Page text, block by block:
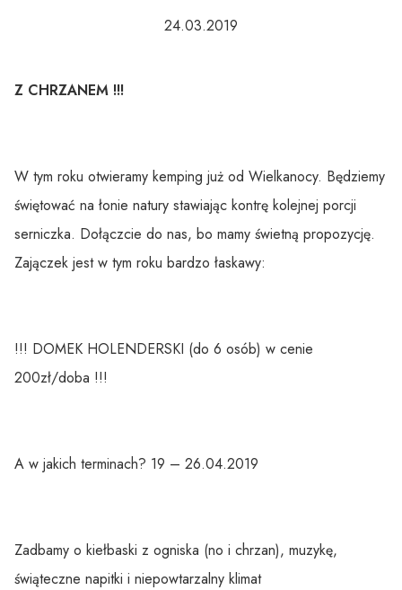
24.03.2019
Z CHRZANEM !!!
W tym roku otwieramy kemping już od Wielkanocy. Będziemy
świętować na łonie natury stawiając kontrę kolejnej porcji
serniczka. Dołączcie do nas, bo mamy świetną propozycję.
Zajączek jest w tym roku bardzo łaskawy:
!!! DOMEK HOLENDERSKI (do 6 osób) w cenie
200zł/doba !!!
A w jakich terminach? 19 – 26.04.2019
Zadbamy o kiełbaski z ogniska (no i chrzan), muzykę,
świąteczne napitki i niepowtarzalny klimat